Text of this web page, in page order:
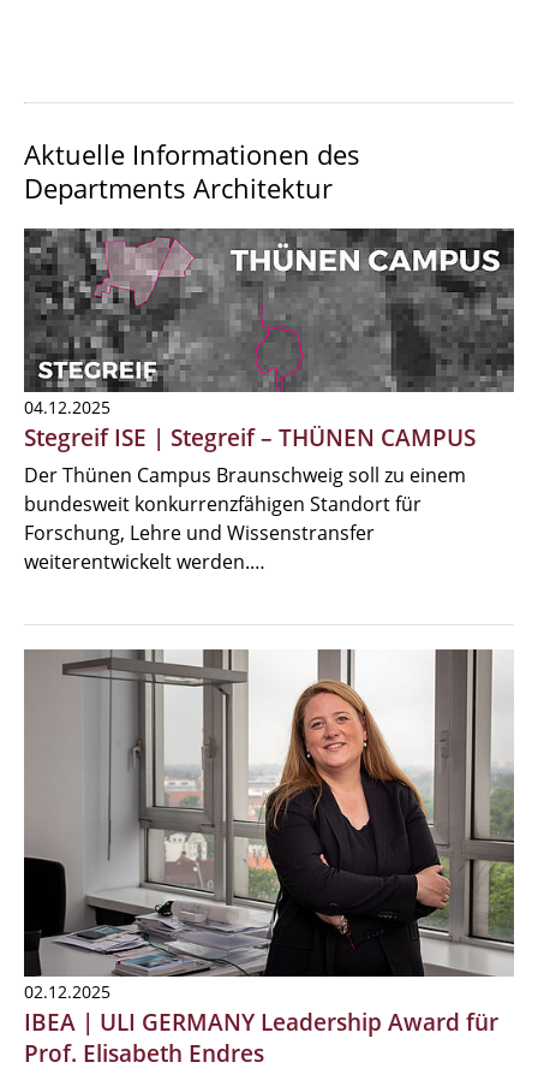
Aktuelle Informationen des
Departments Architektur
04.12.2025
Stegreif ISE | Stegreif – THÜNEN CAMPUS
Der Thünen Campus Braunschweig soll zu einem
bundesweit konkurrenzfähigen Standort für
Forschung, Lehre und Wissenstransfer
weiterentwickelt werden.…
02.12.2025
IBEA | ULI GERMANY Leadership Award für
Prof. Elisabeth Endres